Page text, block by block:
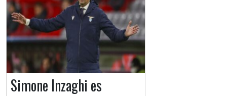
Simone Inzaghi es